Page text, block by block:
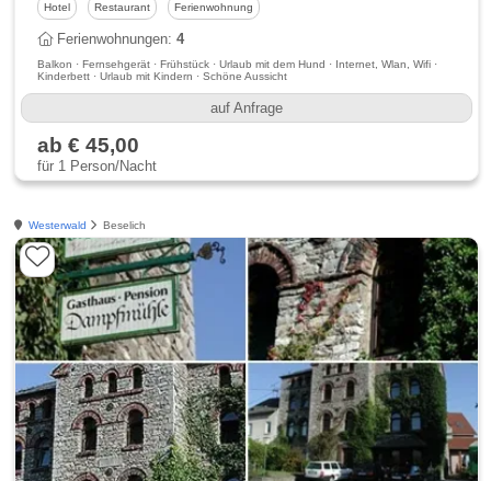
Hotel Restaurant Ferienwohnung
Ferienwohnungen:4
Balkon · Fernsehgerät · Frühstück · Urlaub mit dem Hund · Internet, Wlan, Wifi ·
Kinderbett · Urlaub mit Kindern · Schöne Aussicht
auf Anfrage
ab € 45,00
für 1 Person/Nacht
Westerwald Beselich